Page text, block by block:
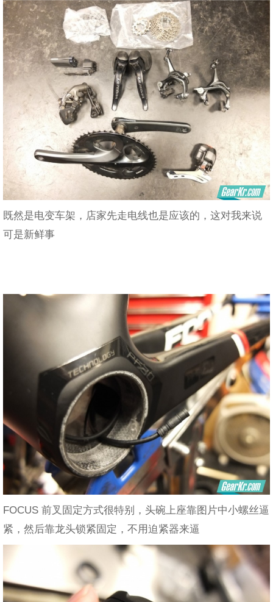
既然是电变车架，店家先走电线也是应该的，这对我来说
可是新鲜事
FOCUS 前叉固定方式很特别，头碗上座靠图片中小螺丝逼
紧，然后靠龙头锁紧固定，不用迫紧器来逼